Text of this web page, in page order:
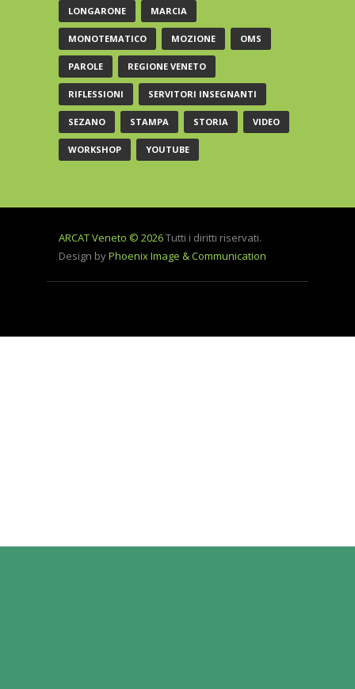
LONGARONE MARCIA
MONOTEMATICO MOZIONE OMS
PAROLE REGIONE VENETO
RIFLESSIONI SERVITORI INSEGNANTI
SEZANO STAMPA STORIA VIDEO
WORKSHOP YOUTUBE
ARCAT Veneto © 2026Tutti i diritti riservati.
Design byPhoenix Image & Communication